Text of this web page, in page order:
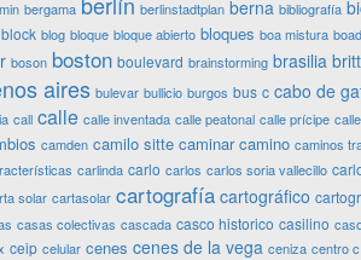
bergama berlinstadtplan berna bibliografía
block blog bloque bloque abierto bloques boa mistura
boson boston boulevard brainstorming brasilia
aires bulevar bullicio burgos bus c cabo de
call calle calle inventada calle peatonal calle prícipe
camden camilo sitte caminar camino caminos
carlinda carlo carlos carlos soria vallecillo
solar cartasolar cartografía cartográfico
casas colectivas cascada casco historico casilino
ceip celular cenes cenes de la vega ceniza centro